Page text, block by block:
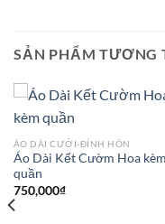
SẢN PHẨM TƯƠNG
ÁO DÀI CƯỚI-ĐÍNH HÔN
Áo Dài Kết Cườm Hoa kèm
quần
750,000₫